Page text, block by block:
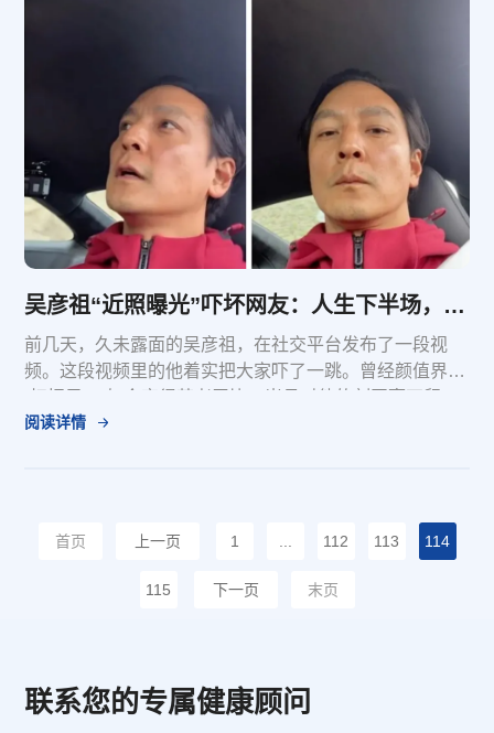
吴彦祖“近照曝光”吓坏网友：人生下半场，最挥霍不起的是健康！
前几天，久未露面的吴彦祖，在社交平台发布了一段视
频。这段视频里的他着实把大家吓了一跳。曾经颜值界的
情。网友直呼：“我的男神哪去了！”之前，大病初愈的吴
阅读详情
首页 上一页 1 ... 112 113 114
115 下一页 末页
联系您的专属健康顾问